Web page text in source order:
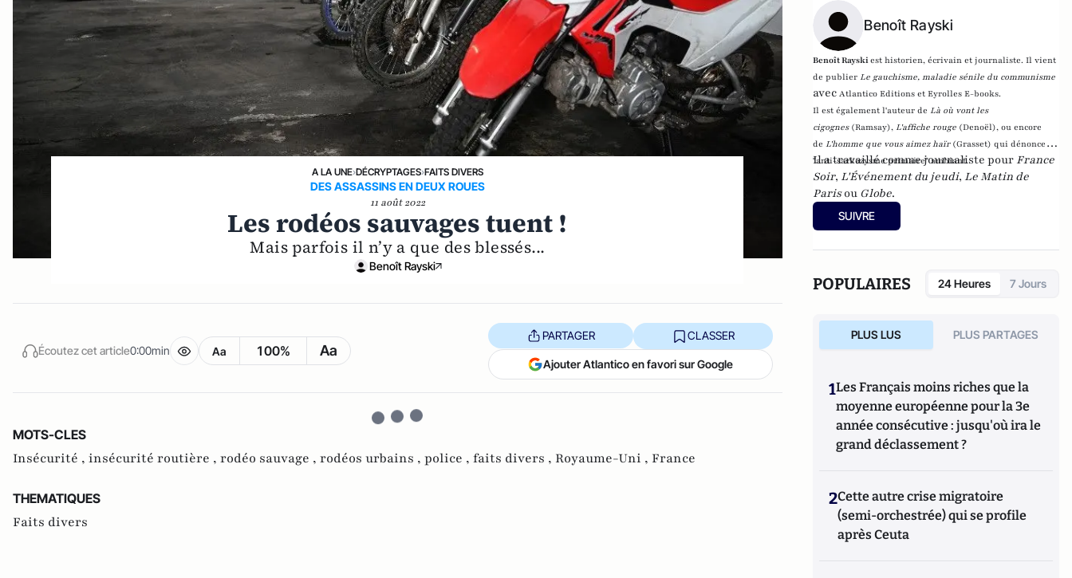
A LA UNE›DÉCRYPTAGES›FAITS DIVERS
DES ASSASSINS EN DEUX ROUES
11 août 2022
Les rodéos sauvages tuent !
Mais parfois il n’y a que des blessés...
Benoît Rayski
Écoutez cet article0:00min Aa 100% Aa
PARTAGER CLASSER
Ajouter Atlantico en favori sur Google
MOTS-CLES
Insécurité , insécurité routière , rodéo sauvage , rodéos urbains , police , faits divers , Royaume-Uni , France
THEMATIQUES
Faits divers
Benoît Rayski
Benoît Rayskiest historien, écrivain et journaliste. Il vient
de publierLe gauchisme, maladie sénile du communisme
avecAtlantico Editions et Eyrolles E-books.
Il est également l'auteur deLà où vont les
cigognes (Ramsay),L'affiche rouge (Denoël), ou encore
deL'homme que vous aimez haïr (Grasset) qui dénonce l'
"anti-sarkozysme primaire" ambiant.
Il a travaillé comme journaliste pour France
Soir, L'Événement du jeudi, Le Matin de
Parisou Globe.
SUIVRE
POPULAIRES 24 Heures 7 Jours
PLUS LUS PLUS PARTAGES
1Les Français moins riches que la
moyenne européenne pour la 3e
année consécutive : jusqu'où ira le
grand déclassement ?
2Cette autre crise migratoire
(semi-orchestrée) qui se profile
après Ceuta